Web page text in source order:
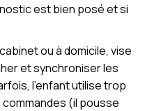
est bien posé et si
ou à domicile, vise
et synchroniser les
l’enfant utilise trop
(il pousse